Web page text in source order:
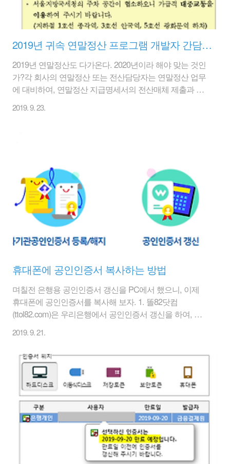
2019년 귀속 연말정산 프로그램 개발자 간담회 안내 (10/8일)
2019년 연말정산도 다가온다. 2020년이라 해야 맞는 것인
가?각 회사의 연말정산 또는 전산담당자는 연말정산 업무
에 대비하여, 연말정산 지급명세서의 전산매체 제출과 대
간담회에 참석할 필요는 없지만 가급적 서울에 근무 중이
니다. ※ 교육 자료는 현장에서 배부합니다. 1. 연말정산 업
무 담당자 및 프로그램 개발자 - (일시) 2019년 10월 8일
(화) 2회(10:00~13:00, 14:00∼17:00) ※ 해당 일자에 개최가
2019. 9. 23.
휴대폰에 공인인증서 복사하는 방법
며칠전 은행용 공인인증서 갱신을 PC에서 했으니, 이제
휴대폰에 공인인증서를 복사해 보자. 1. 똘82닷컴
(ttol82.com)은 우리은행에서 공인인증서 갱신을 하여, 우
가기를 클릭 2. PC -> 스마트기기 중 [PC->스마트기기 보
내기(인증번호)] 이 방식을 선택했다. 3. 아래에 공인인증
서 복사 절차가 나온다. 번호순대로 따라하면 된다. 약간
헷갈릴수도 있으나 어렵지 않다. 먼저 중간에 [PC->스마트
기기 보내기] 클릭 4. PC에서 창이 뜨면 공인인증서 비밀
번호를 입력하고 [확인]클릭 5. 이제 휴대폰에 들어가서 우
리은행 어플에서 [인증센터]를 클릭 6. 메뉴 중 [인증서 복
사] -> [PC->스마트기기 보내기(인증번호)]를 선택 7. 인증
2019. 9. 21.